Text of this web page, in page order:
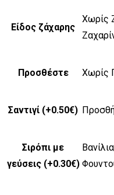
Είδος ζάχαρης
Χωρίς
Προσθέστε Χωρίς
Σαντιγί (+0.50€)
Σιρόπι με
γεύσεις (+0.30€)